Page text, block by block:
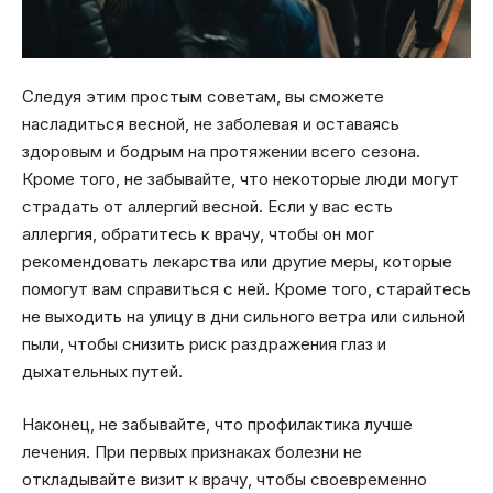
Следуя этим простым советам, вы сможете
насладиться весной, не заболевая и оставаясь
здоровым и бодрым на протяжении всего сезона.
Кроме того, не забывайте, что некоторые люди могут
страдать от аллергий весной. Если у вас есть
аллергия, обратитесь к врачу, чтобы он мог
рекомендовать лекарства или другие меры, которые
помогут вам справиться с ней. Кроме того, старайтесь
не выходить на улицу в дни сильного ветра или сильной
пыли, чтобы снизить риск раздражения глаз и
дыхательных путей.
Наконец, не забывайте, что профилактика лучше
лечения. При первых признаках болезни не
откладывайте визит к врачу, чтобы своевременно